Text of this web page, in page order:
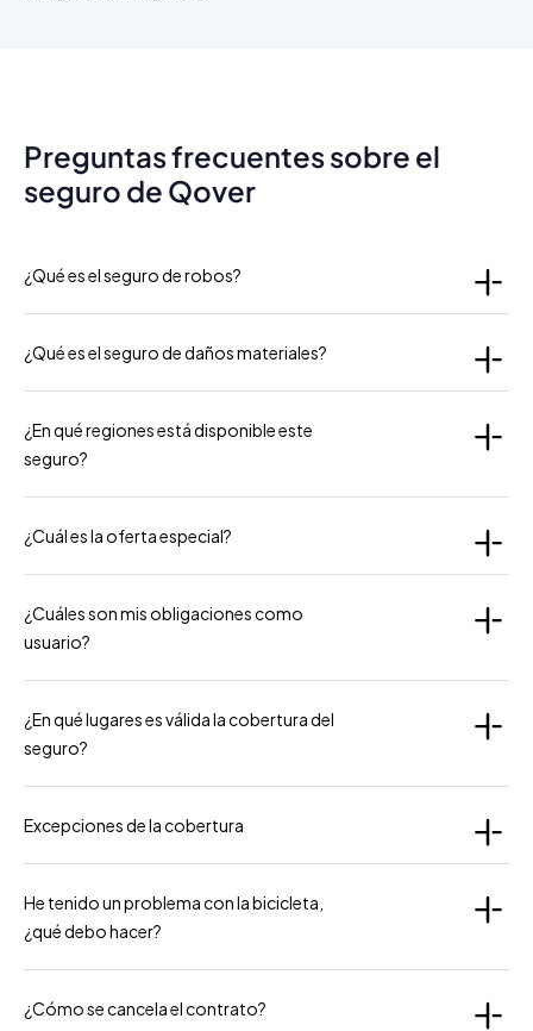
Preguntas frecuentes sobre el
seguro de Qover
¿Qué es el seguro de robos?
¿Qué es el seguro de daños materiales?
¿En qué regiones está disponible este
seguro?
¿Cuál es la oferta especial?
¿Cuáles son mis obligaciones como
usuario?
¿En qué lugares es válida la cobertura del
seguro?
Excepciones de la cobertura
He tenido un problema con la bicicleta,
¿qué debo hacer?
¿Cómo se cancela el contrato?